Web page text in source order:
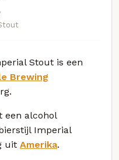
Stout is een
Brewing
een alcohol
Imperial
uit Amerika.